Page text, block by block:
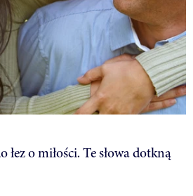
o miłości. Te słowa dotkną